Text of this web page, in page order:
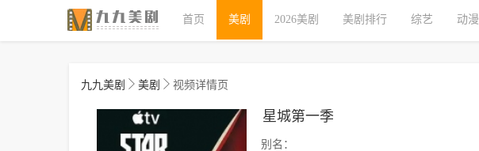
首页 美剧 2026美剧 美剧排行 综艺 动漫
九九美剧 美剧 视频详情页
星城第一季
别名：